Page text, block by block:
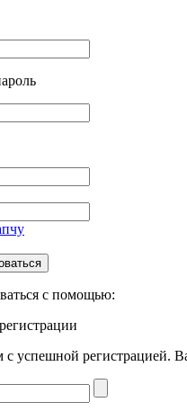
с помощью:
с успешной регистрацией.